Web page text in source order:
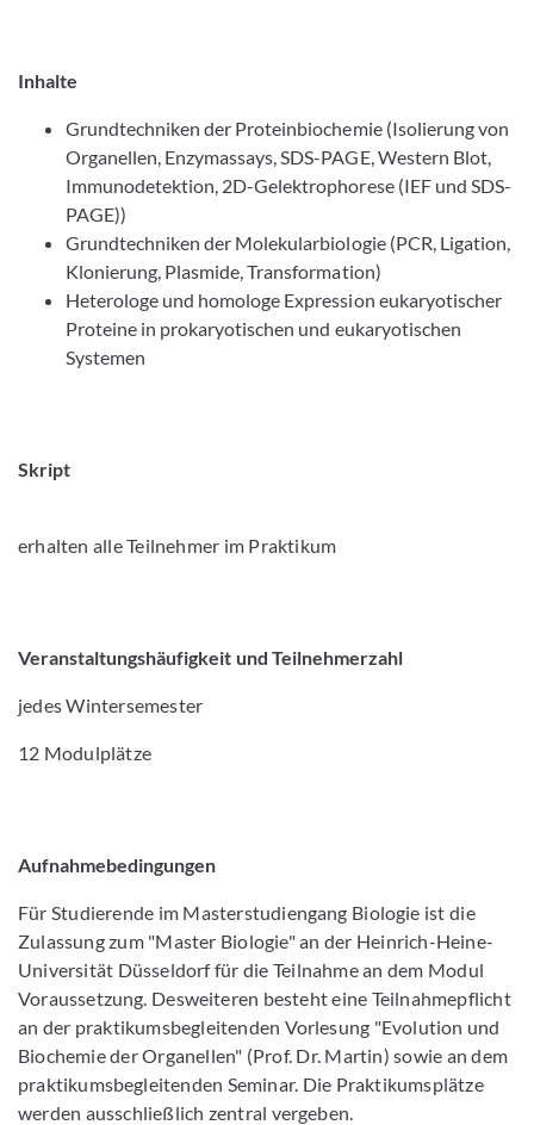
Inhalte
Grundtechniken der Proteinbiochemie (Isolierung von
Organellen, Enzymassays, SDS-PAGE, Western Blot,
Immunodetektion, 2D-Gelektrophorese (IEF und SDS-
PAGE))
Grundtechniken der Molekularbiologie (PCR, Ligation,
Klonierung, Plasmide, Transformation)
Heterologe und homologe Expression eukaryotischer
Proteine in prokaryotischen und eukaryotischen
Systemen
Skript
erhalten alle Teilnehmer im Praktikum
Veranstaltungshäufigkeit und Teilnehmerzahl
jedes Wintersemester
12 Modulplätze
Aufnahmebedingungen
Für Studierende im Masterstudiengang Biologie ist die
Zulassung zum "Master Biologie" an der Heinrich-Heine-
Universität Düsseldorf für die Teilnahme an dem Modul
Voraussetzung. Desweiteren besteht eine Teilnahmepflicht
an der praktikumsbegleitenden Vorlesung "Evolution und
Biochemie der Organellen" (Prof. Dr. Martin) sowie an dem
praktikumsbegleitenden Seminar. Die Praktikumsplätze
werden ausschließlich zentral vergeben.